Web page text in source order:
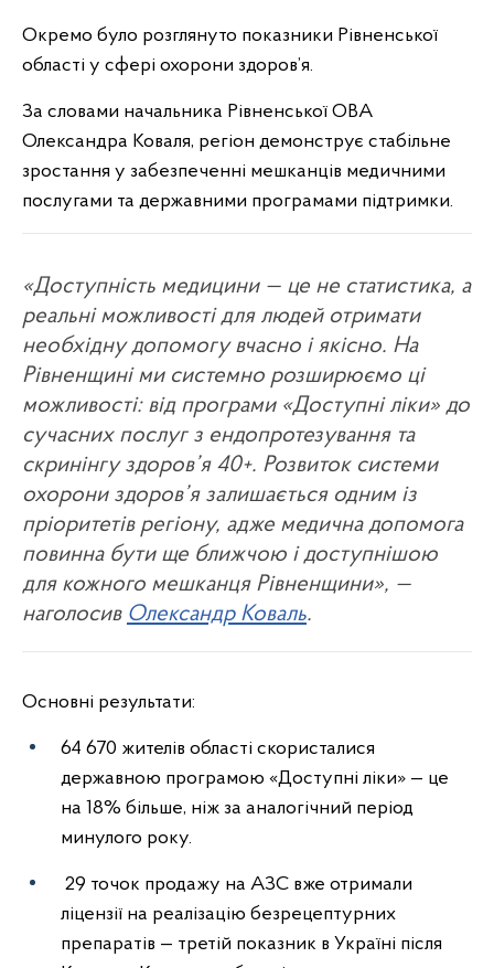
Окремо було розглянуто показники Рівненської
області у сфері охорони здоров’я.
За словами начальника Рівненської ОВА
Олександра Коваля, регіон демонструє стабільне
зростання у забезпеченні мешканців медичними
послугами та державними програмами підтримки.
«Доступність медицини — це не статистика, а
реальні можливості для людей отримати
необхідну допомогу вчасно і якісно. На
Рівненщині ми системно розширюємо ці
можливості: від програми «Доступні ліки» до
сучасних послуг з ендопротезування та
скринінгу здоров’я 40+. Розвиток системи
охорони здоров’я залишається одним із
пріоритетів регіону, адже медична допомога
повинна бути ще ближчою і доступнішою
для кожного мешканця Рівненщини», —
наголосив Олександр Коваль.
Основні результати:
64 670 жителів області скористалися
державною програмою «Доступні ліки» — це
на 18% більше, ніж за аналогічний період
минулого року.
29 точок продажу на АЗС вже отримали
ліцензії на реалізацію безрецептурних
препаратів — третій показник в Україні після